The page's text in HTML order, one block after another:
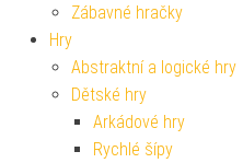
Zábavné hračky
Hry
Abstraktní a logické hry
Dětské hry
Arkádové hry
Rychlé šípy